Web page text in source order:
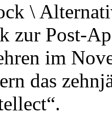
\
zur Post-
im
das